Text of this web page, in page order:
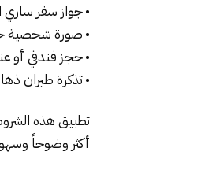
• جواز سفر ساري
• صورة شخصية
• حجز فندقي أو
• تذكرة طيران
تطبيق هذه
أكثر وضوحاً